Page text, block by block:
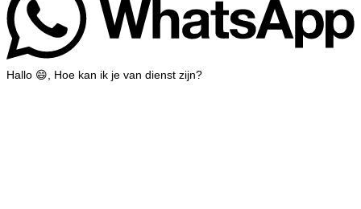
Hallo 😄, Hoe kan ik je van dienst zijn?